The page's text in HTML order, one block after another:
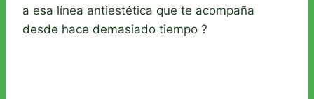
a esa línea antiestética que te acompaña
desde hace demasiado tiempo ?